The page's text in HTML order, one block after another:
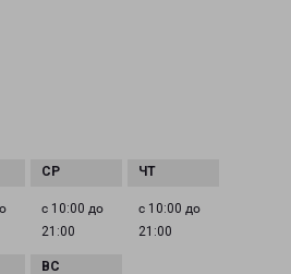
с 10:00 до
21:00
с 10:00 до
21:00